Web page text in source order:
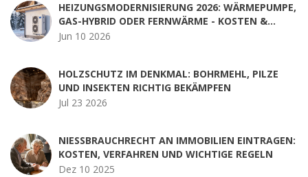
HEIZUNGSMODERNISIERUNG 2026: WÄRMEPUMPE,
GAS-HYBRID ODER FERNWÄRME - KOSTEN &
FÖRDERUNG IM CHECK
Jun 10 2026
HOLZSCHUTZ IM DENKMAL: BOHRMEHL, PILZE
UND INSEKTEN RICHTIG BEKÄMPFEN
Jul 23 2026
NIESSBRAUCHRECHT AN IMMOBILIEN EINTRAGEN: K
OSTEN, VERFAHREN UND WICHTIGE REGELN
Dez 10 2025